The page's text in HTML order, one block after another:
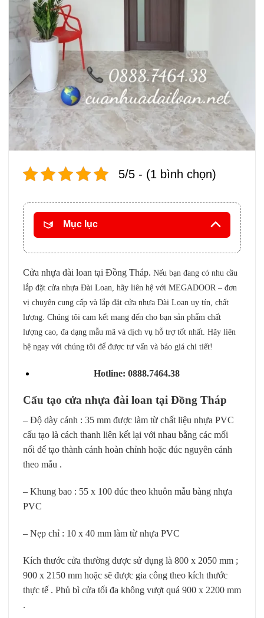
5/5 - (1 bình chọn)
Mục lục
Cửa nhựa đài loan tại Đồng Tháp. Nếu bạn đang có nhu cầu
lắp đặt cửa nhựa Đài Loan , hãy liên hệ với MEGADOOR – đơn
vị chuyên cung cấp và lắp đặt cửa nhựa Đài Loan uy tín, chất
lượng. Chúng tôi cam kết mang đến cho bạn sản phẩm chất
lượng cao, đa dạng mẫu mã và dịch vụ hỗ trợ tốt nhất. Hãy liên
hệ ngay với chúng tôi để được tư vấn và báo giá chi tiết!
Hotline: 0888.7464.38
Cấu tạo cửa nhựa đài loan tại Đồng Tháp
– Độ dày cánh : 35 mm được làm từ chất liệu nhựa PVC
cấu tạo là cách thanh liên kết lại với nhau bằng các mối
nối để tạo thành cánh hoàn chỉnh hoặc đúc nguyên cánh
theo mẫu .
– Khung bao : 55 x 100 đúc theo khuôn mẫu bàng nhựa
PVC
– Nẹp chỉ : 10 x 40 mm làm từ nhựa PVC
Kích thước cửa thường được sử dụng là 800 x 2050 mm ;
900 x 2150 mm hoặc sẽ được gia công theo kích thước
thực tế . Phủ bì cửa tối đa không vượt quá 900 x 2200 mm
.